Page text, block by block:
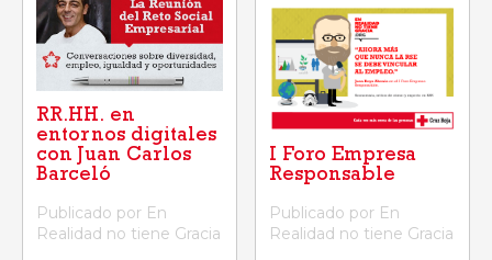
RR.HH. en
entornos digitales
con Juan Carlos
Barceló
Publicado por En
Realidad no tiene Gracia
I Foro Empresa
Responsable
Publicado por En
Realidad no tiene Gracia